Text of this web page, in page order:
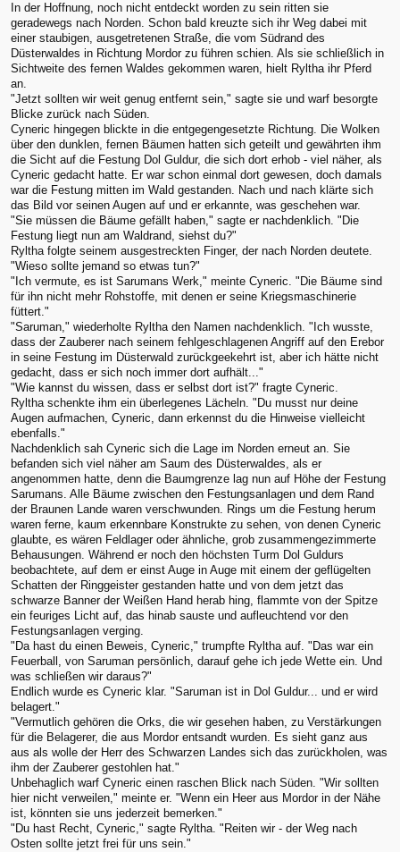
In der Hoffnung, noch nicht entdeckt worden zu sein ritten sie
geradewegs nach Norden. Schon bald kreuzte sich ihr Weg dabei mit
einer staubigen, ausgetretenen Straße, die vom Südrand des
Düsterwaldes in Richtung Mordor zu führen schien. Als sie schließlich in
Sichtweite des fernen Waldes gekommen waren, hielt Ryltha ihr Pferd
an.
"Jetzt sollten wir weit genug entfernt sein," sagte sie und warf besorgte
Blicke zurück nach Süden.
Cyneric hingegen blickte in die entgegengesetzte Richtung. Die Wolken
über den dunklen, fernen Bäumen hatten sich geteilt und gewährten ihm
die Sicht auf die Festung Dol Guldur, die sich dort erhob - viel näher, als
Cyneric gedacht hatte. Er war schon einmal dort gewesen, doch damals
war die Festung mitten im Wald gestanden. Nach und nach klärte sich
das Bild vor seinen Augen auf und er erkannte, was geschehen war.
"Sie müssen die Bäume gefällt haben," sagte er nachdenklich. "Die
Festung liegt nun am Waldrand, siehst du?"
Ryltha folgte seinem ausgestreckten Finger, der nach Norden deutete.
"Wieso sollte jemand so etwas tun?"
"Ich vermute, es ist Sarumans Werk," meinte Cyneric. "Die Bäume sind
für ihn nicht mehr Rohstoffe, mit denen er seine Kriegsmaschinerie
füttert."
"Saruman," wiederholte Ryltha den Namen nachdenklich. "Ich wusste,
dass der Zauberer nach seinem fehlgeschlagenen Angriff auf den Erebor
in seine Festung im Düsterwald zurückgeekehrt ist, aber ich hätte nicht
gedacht, dass er sich noch immer dort aufhält..."
"Wie kannst du wissen, dass er selbst dort ist?" fragte Cyneric.
Ryltha schenkte ihm ein überlegenes Lächeln. "Du musst nur deine
Augen aufmachen, Cyneric, dann erkennst du die Hinweise vielleicht
ebenfalls."
Nachdenklich sah Cyneric sich die Lage im Norden erneut an. Sie
befanden sich viel näher am Saum des Düsterwaldes, als er
angenommen hatte, denn die Baumgrenze lag nun auf Höhe der Festung
Sarumans. Alle Bäume zwischen den Festungsanlagen und dem Rand
der Braunen Lande waren verschwunden. Rings um die Festung herum
waren ferne, kaum erkennbare Konstrukte zu sehen, von denen Cyneric
glaubte, es wären Feldlager oder ähnliche, grob zusammengezimmerte
Behausungen. Während er noch den höchsten Turm Dol Guldurs
beobachtete, auf dem er einst Auge in Auge mit einem der geflügelten
Schatten der Ringgeister gestanden hatte und von dem jetzt das
schwarze Banner der Weißen Hand herab hing, flammte von der Spitze
ein feuriges Licht auf, das hinab sauste und aufleuchtend vor den
Festungsanlagen verging.
"Da hast du einen Beweis, Cyneric," trumpfte Ryltha auf. "Das war ein
Feuerball, von Saruman persönlich, darauf gehe ich jede Wette ein. Und
was schließen wir daraus?"
Endlich wurde es Cyneric klar. "Saruman ist in Dol Guldur... und er wird
belagert."
"Vermutlich gehören die Orks, die wir gesehen haben, zu Verstärkungen
für die Belagerer, die aus Mordor entsandt wurden. Es sieht ganz aus
aus als wolle der Herr des Schwarzen Landes sich das zurückholen, was
ihm der Zauberer gestohlen hat."
Unbehaglich warf Cyneric einen raschen Blick nach Süden. "Wir sollten
hier nicht verweilen," meinte er. "Wenn ein Heer aus Mordor in der Nähe
ist, könnten sie uns jederzeit bemerken."
"Du hast Recht, Cyneric," sagte Ryltha. "Reiten wir - der Weg nach
Osten sollte jetzt frei für uns sein."